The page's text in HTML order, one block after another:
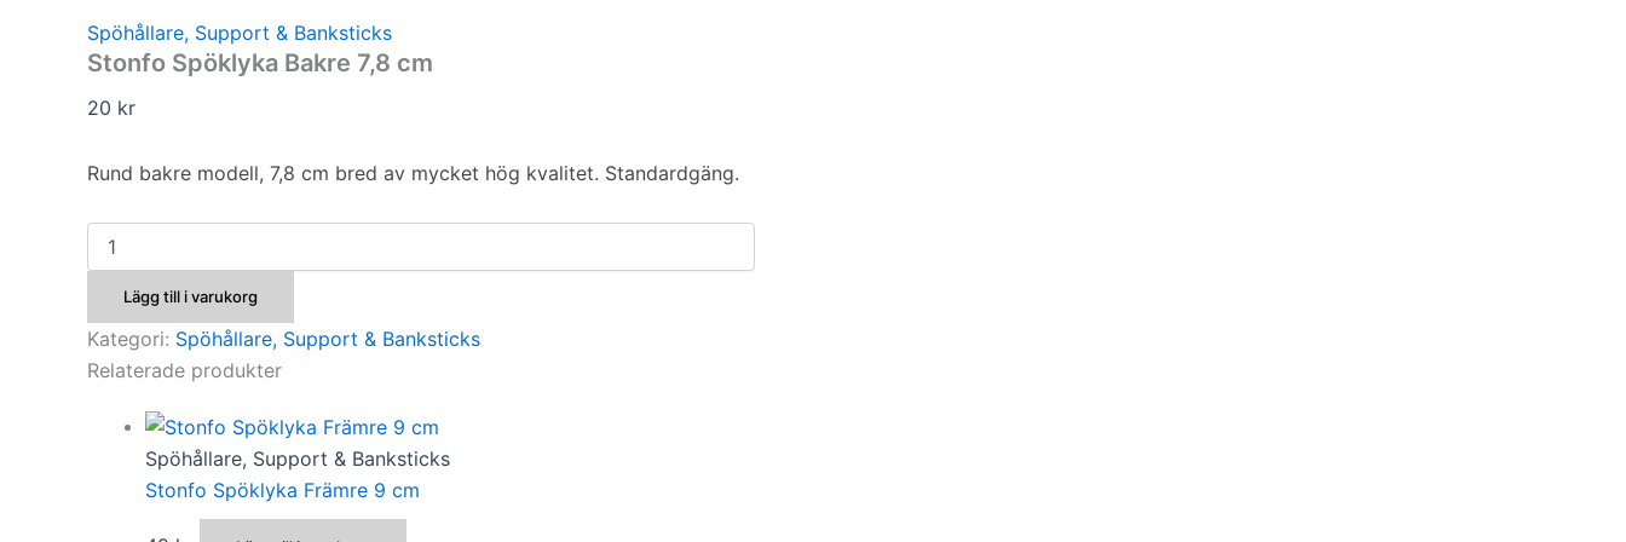
Spöhållare, Support & Banksticks
Stonfo Spöklyka Bakre 7,8 cm
20 kr
Rund bakre modell, 7,8 cm bred av mycket hög kvalitet. Standardgäng.
Stonfo
Spöklyka
cm
mängd
Lägg till i varukorg
Kategori: Spöhållare, Support & Banksticks
Relaterade produkter
Spöhållare, Support & Banksticks
Stonfo Spöklyka Främre 9 cm